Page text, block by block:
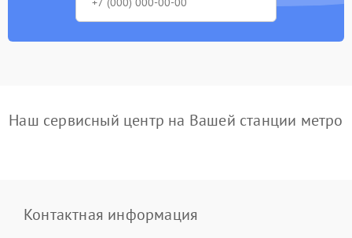
Наш сервисный центр на Вашей станции метро
Контактная информация